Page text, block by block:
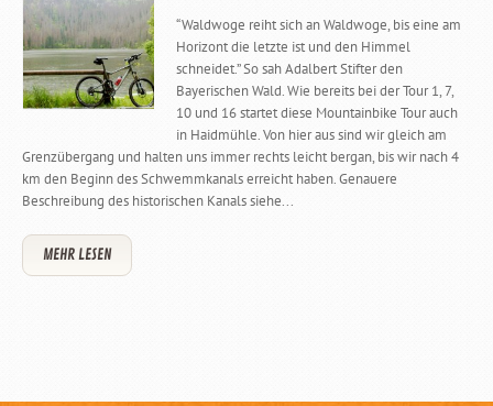
“Waldwoge reiht sich an Waldwoge, bis eine am
Horizont die letzte ist und den Himmel
schneidet.” So sah Adalbert Stifter den
Bayerischen Wald. Wie bereits bei der Tour 1, 7,
10 und 16 startet diese Mountainbike Tour auch
in Haidmühle. Von hier aus sind wir gleich am
Grenzübergang und halten uns immer rechts leicht bergan, bis wir nach 4
km den Beginn des Schwemmkanals erreicht haben. Genauere
Beschreibung des historischen Kanals siehe...
MEHR LESEN